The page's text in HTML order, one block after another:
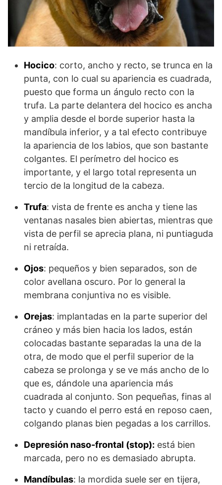
Hocico: corto, ancho y recto, se trunca en la
punta, con lo cual su apariencia es cuadrada,
puesto que forma un ángulo recto con la
trufa. La parte delantera del hocico es ancha
y amplia desde el borde superior hasta la
mandíbula inferior, y a tal efecto contribuye
la apariencia de los labios, que son bastante
colgantes. El perímetro del hocico es
importante, y el largo total representa un
tercio de la longitud de la cabeza.
Trufa: vista de frente es ancha y tiene las
ventanas nasales bien abiertas, mientras que
vista de perfil se aprecia plana, ni puntiaguda
ni retraída.
Ojos: pequeños y bien separados, son de
color avellana oscuro. Por lo general la
membrana conjuntiva no es visible.
Orejas: implantadas en la parte superior del
cráneo y más bien hacia los lados, están
colocadas bastante separadas la una de la
otra, de modo que el perfil superior de la
cabeza se prolonga y se ve más ancho de lo
que es, dándole una apariencia más
cuadrada al conjunto. Son pequeñas, finas al
tacto y cuando el perro está en reposo caen,
colgando planas bien pegadas a los carrillos.
Depresión naso-frontal (stop): está bien
marcada, pero no es demasiado abrupta.
Mandíbulas: la mordida suele ser en tijera,